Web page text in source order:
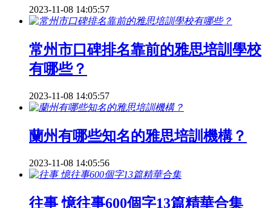
2023-11-08 14:05:57
常州市口碑排名靠前的雅思培訓學校
有哪些？
2023-11-08 14:05:57
蘭州有哪些知名的雅思培訓機構？
2023-11-08 14:05:56
往事 憶往事600個字13篇精華合集